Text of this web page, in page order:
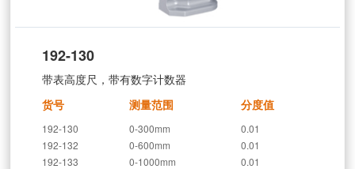
192-130
带表高度尺，带有数字计数器
货号
测量范围 分度值
192-130 0-300mm
0.01
192-132
0-600mm
0.01
192-133
0-1000mm 0.01